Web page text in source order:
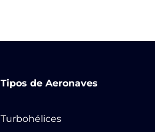
Tipos de Aeronaves
Turbohélices